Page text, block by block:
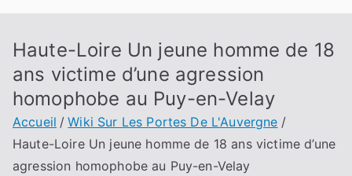
Haute-Loire Un jeune homme de 18
ans victime d’une agression
homophobe au Puy-en-Velay
Accueil
Wiki Sur Les Portes De L'Auvergne
Haute-Loire Un jeune homme de 18 ans victime d’une
agression homophobe au Puy-en-Velay